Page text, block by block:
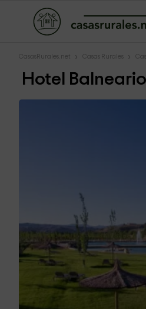
CasasRurales.net Casas Rurales
Hotel